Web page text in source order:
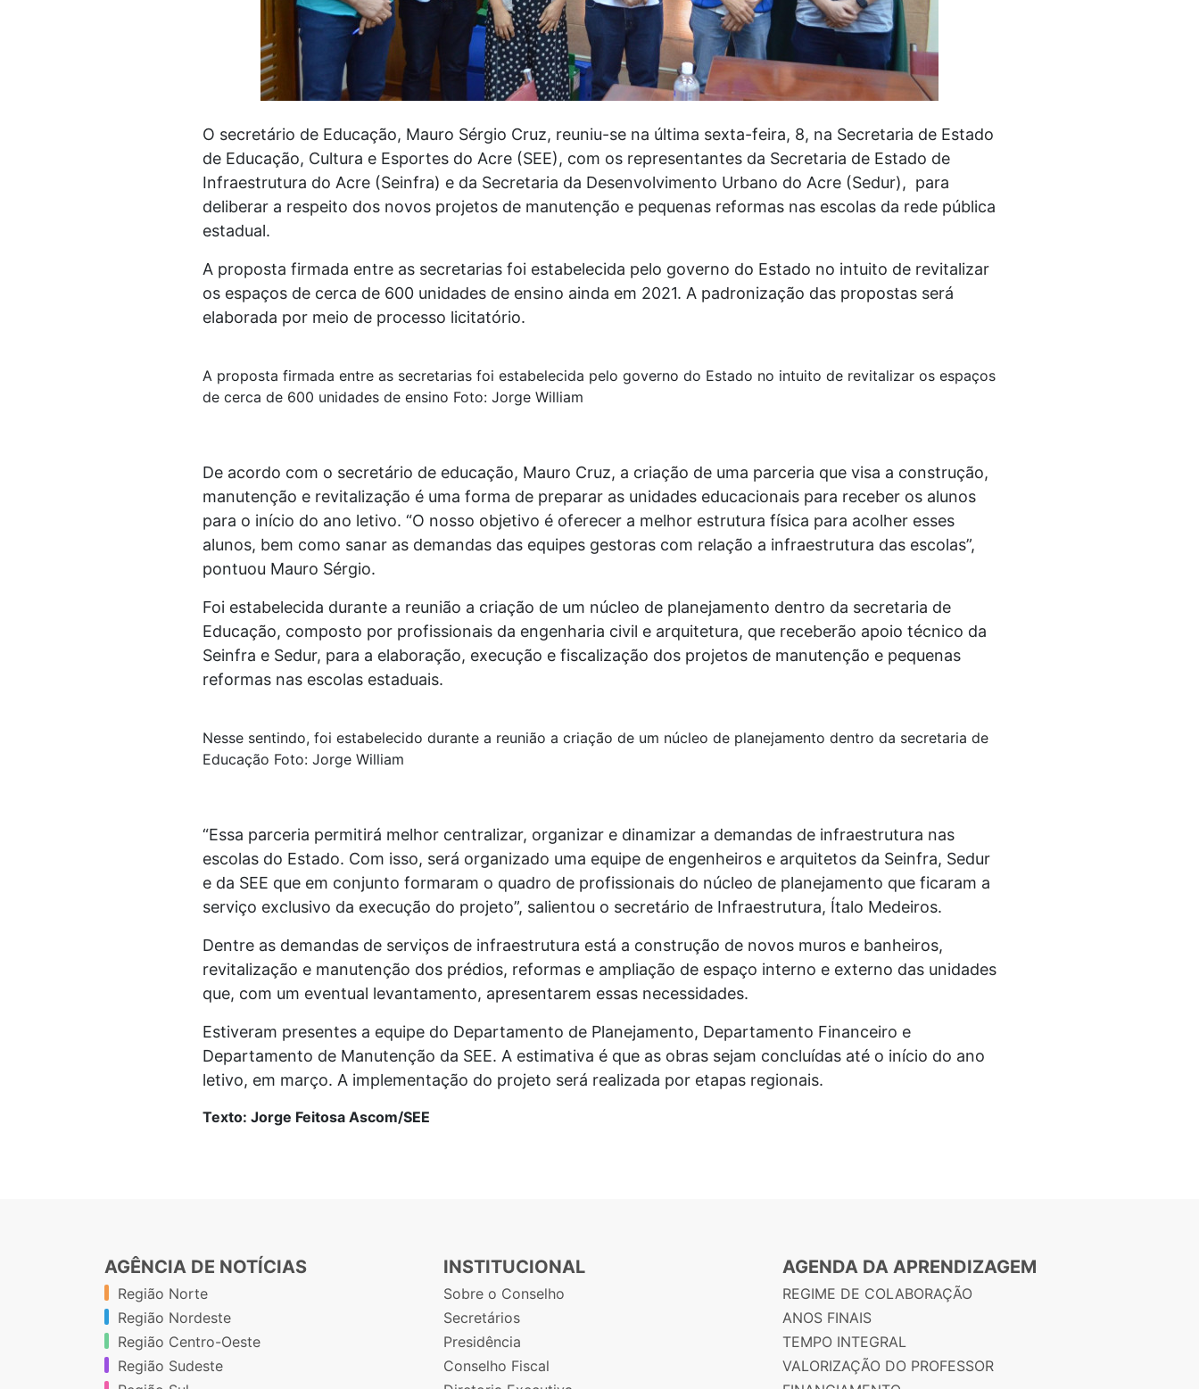
O secretário de Educação, Mauro Sérgio Cruz, reuniu-se na última sexta-feira, 8, na Secretaria de Estado
de Educação, Cultura e Esportes do Acre (SEE), com os representantes da Secretaria de Estado de
Infraestrutura do Acre (Seinfra) e da Secretaria da Desenvolvimento Urbano do Acre (Sedur), para
deliberar a respeito dos novos projetos de manutenção e pequenas reformas nas escolas da rede pública
estadual.
A proposta firmada entre as secretarias foi estabelecida pelo governo do Estado no intuito de revitalizar
os espaços de cerca de 600 unidades de ensino ainda em 2021. A padronização das propostas será
elaborada por meio de processo licitatório.
A proposta firmada entre as secretarias foi estabelecida pelo governo do Estado no intuito de revitalizar os espaços
de cerca de 600 unidades de ensino Foto: Jorge William
De acordo com o secretário de educação, Mauro Cruz, a criação de uma parceria que visa a construção,
manutenção e revitalização é uma forma de preparar as unidades educacionais para receber os alunos
para o início do ano letivo. “O nosso objetivo é oferecer a melhor estrutura física para acolher esses
alunos, bem como sanar as demandas das equipes gestoras com relação a infraestrutura das escolas”,
pontuou Mauro Sérgio.
Foi estabelecida durante a reunião a criação de um núcleo de planejamento dentro da secretaria de
Educação, composto por profissionais da engenharia civil e arquitetura, que receberão apoio técnico da
Seinfra e Sedur, para a elaboração, execução e fiscalização dos projetos de manutenção e pequenas
reformas nas escolas estaduais.
Nesse sentindo, foi estabelecido durante a reunião a criação de um núcleo de planejamento dentro da secretaria de
Educação Foto: Jorge William
“Essa parceria permitirá melhor centralizar, organizar e dinamizar a demandas de infraestrutura nas
escolas do Estado. Com isso, será organizado uma equipe de engenheiros e arquitetos da Seinfra, Sedur
e da SEE que em conjunto formaram o quadro de profissionais do núcleo de planejamento que ficaram a
serviço exclusivo da execução do projeto”, salientou o secretário de Infraestrutura, Ítalo Medeiros.
Dentre as demandas de serviços de infraestrutura está a construção de novos muros e banheiros,
revitalização e manutenção dos prédios, reformas e ampliação de espaço interno e externo das unidades
que, com um eventual levantamento, apresentarem essas necessidades.
Estiveram presentes a equipe do Departamento de Planejamento, Departamento Financeiro e
Departamento de Manutenção da SEE. A estimativa é que as obras sejam concluídas até o início do ano
letivo, em março. A implementação do projeto será realizada por etapas regionais.
Texto: Jorge Feitosa Ascom/SEE
AGÊNCIA DE NOTÍCIAS
Região Norte
Região Nordeste
Região Centro-Oeste
Região Sudeste
INSTITUCIONAL
Sobre o Conselho
Secretários
Presidência
Conselho Fiscal
AGENDA DA APRENDIZAGEM
REGIME DE COLABORAÇÃO
ANOS FINAIS
TEMPO INTEGRAL
VALORIZAÇÃO DO PROFESSOR